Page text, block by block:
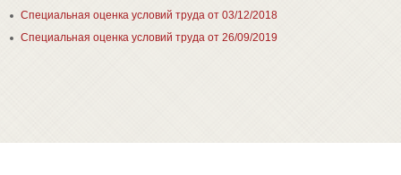
Специальная оценка условий труда от 03/12/2018
Специальная оценка условий труда от 26/09/2019